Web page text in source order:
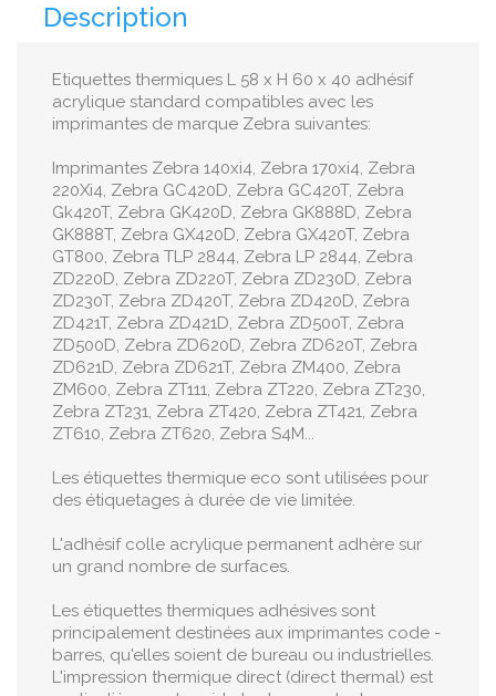
Description
Etiquettes thermiques L 58 x H 60 x 40 adhésif
acrylique standard compatibles avec les
imprimantes de marque Zebra suivantes:
Imprimantes Zebra 140xi4, Zebra 170xi4, Zebra
220Xi4, Zebra GC420D, Zebra GC420T, Zebra
Gk420T, Zebra GK420D, Zebra GK888D, Zebra
GK888T, Zebra GX420D, Zebra GX420T, Zebra
GT800, Zebra TLP 2844, Zebra LP 2844, Zebra
ZD220D, Zebra ZD220T, Zebra ZD230D, Zebra
ZD230T, Zebra ZD420T, Zebra ZD420D, Zebra
ZD421T, Zebra ZD421D, Zebra ZD500T, Zebra
ZD500D, Zebra ZD620D, Zebra ZD620T, Zebra
ZD621D, Zebra ZD621T, Zebra ZM400, Zebra
ZM600, Zebra ZT111, Zebra ZT220, Zebra ZT230,
Zebra ZT231, Zebra ZT420, Zebra ZT421, Zebra
ZT610, Zebra ZT620, Zebra S4M...
Les étiquettes thermique eco sont utilisées pour
des étiquetages à durée de vie limitée.
L'adhésif colle acrylique permanent adhère sur
un grand nombre de surfaces.
Les étiquettes thermiques adhésives sont
principalement destinées aux imprimantes code -
barres, qu'elles soient de bureau ou industrielles.
L'impression thermique direct (direct thermal) est